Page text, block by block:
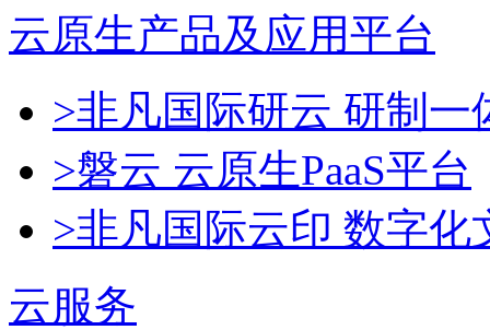
云原生产品及应用平台
>非凡国际研云 研制
>磐云 云原生PaaS平台
>非凡国际云印 数字化
云服务